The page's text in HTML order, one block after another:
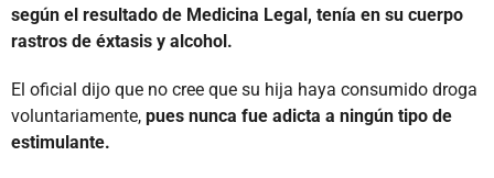
según el resultado de Medicina Legal, tenía en su cuerpo
rastros de éxtasis y alcohol.
El oficial dijo que no cree que su hija haya consumido droga
voluntariamente, pues nunca fue adicta a ningún tipo de
estimulante.